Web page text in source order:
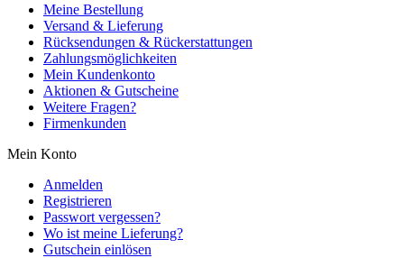
Meine Bestellung
Versand & Lieferung
Rücksendungen & Rückerstattungen
Zahlungsmöglichkeiten
Mein Kundenkonto
Aktionen & Gutscheine
Weitere Fragen?
Firmenkunden
Mein Konto
Anmelden
Registrieren
Passwort vergessen?
Wo ist meine Lieferung?
Gutschein einlösen